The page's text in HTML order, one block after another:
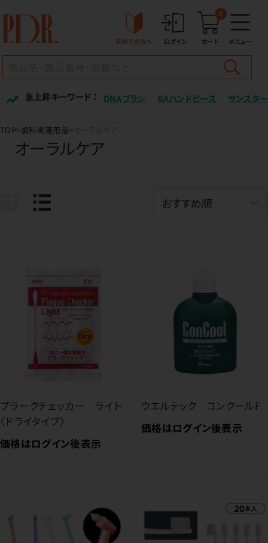
初めての方へ ログイン カート
0
メニュー
急上昇キーワード ： DNAブラシ BAハンドピース サンスター
TOP 歯科関連用品
オーラルケア
プラークチェッカー ライト
〈ドライタイプ〉
価格はログイン後表示
ウエルテック コンクールF
価格はログイン後表示